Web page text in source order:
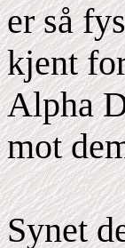
er så
kjent
Alpha
mot
Synet